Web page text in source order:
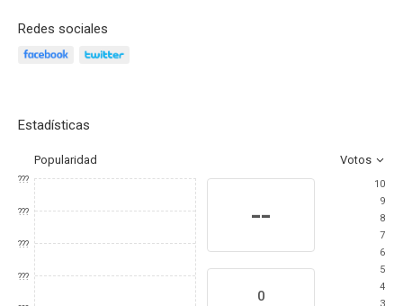
Redes sociales
Estadísticas
Popularidad Votos
???
???
???
???
--
0
10
9
8
7
6
5
4